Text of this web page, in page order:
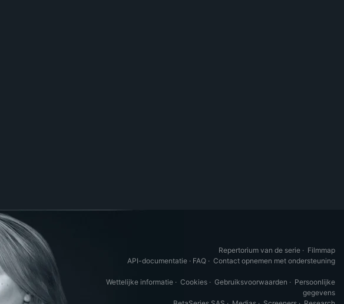
Repertorium van de serie · Filmmap
API-documentatie · FAQ · Contact opnemen met ondersteuning
Wettelijke informatie · Cookies · Gebruiksvoorwaarden · Persoonlijke
gegevens